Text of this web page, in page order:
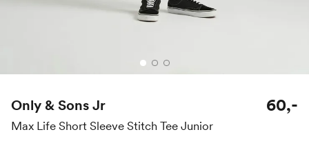
Only & Sons Jr
Max Life Short Sleeve Stitch Tee Junior
60,-